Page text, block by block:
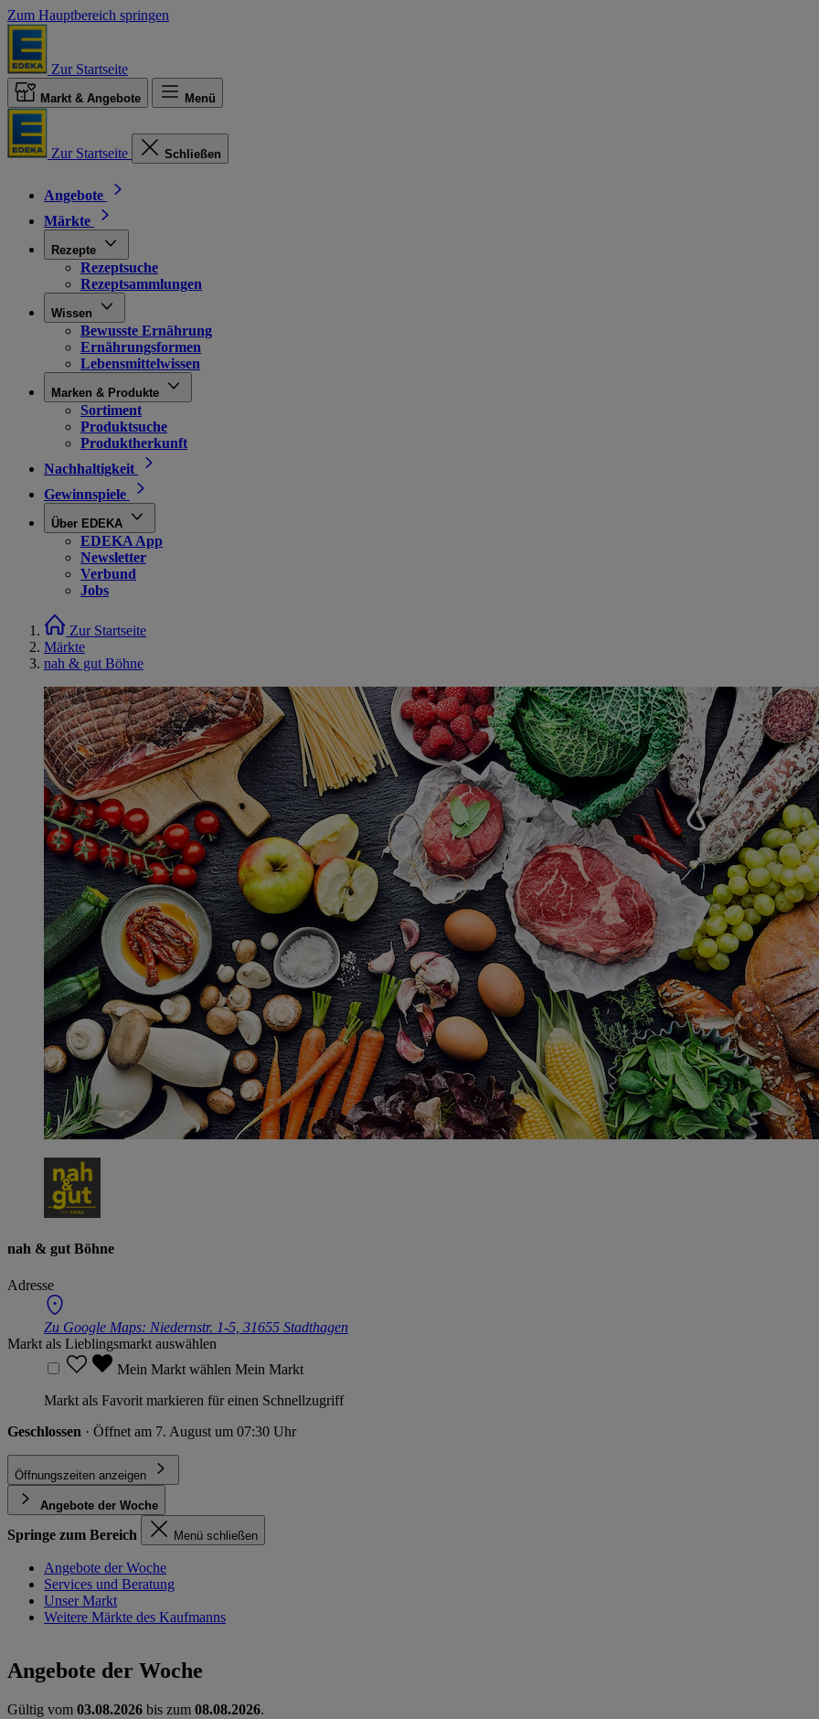
Zum Hauptbereich springen
Zur Startseite
Markt & Angebote Menü
Zur Startseite Schließen
Angebote
Märkte
Rezepte
Rezeptsuche
Rezeptsammlungen
Wissen
Bewusste Ernährung
Ernährungsformen
Lebensmittelwissen
Marken & Produkte
Sortiment
Produktsuche
Produktherkunft
Nachhaltigkeit
Gewinnspiele
Über EDEKA
EDEKA App
Newsletter
Verbund
Jobs
Zur Startseite
Märkte
nah & gut Böhne
nah & gut Böhne
Adresse
Zu Google Maps: Niedernstr. 1-5, 31655 Stadthagen
Markt als Lieblingsmarkt auswählen
Mein Markt wählen Mein Markt
Markt als Favorit markieren für einen Schnellzugriff
Geschlossen · Öffnet am 7. August um 07:30 Uhr
Öffnungszeiten anzeigen
Angebote der Woche
Springe zum Bereich Menü schließen
Angebote der Woche
Services und Beratung
Unser Markt
Weitere Märkte des Kaufmanns
Angebote der Woche
Gültig vom 03.08.2026 bis zum 08.08.2026.